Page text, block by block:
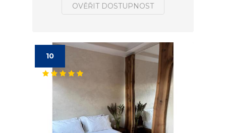
OVĚŘIT DOSTUPNOST
10